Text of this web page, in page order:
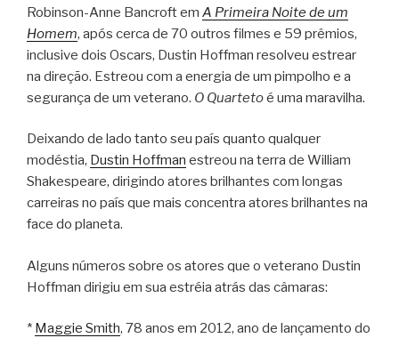
Robinson-Anne Bancroft em A Primeira Noite de um
Homem, após cerca de 70 outros filmes e 59 prêmios,
inclusive dois Oscars, Dustin Hoffman resolveu estrear
na direção. Estreou com a energia de um pimpolho e a
segurança de um veterano. O Quartetoé uma maravilha.
Deixando de lado tanto seu país quanto qualquer
modéstia, Dustin Hoffman estreou na terra de William
Shakespeare, dirigindo atores brilhantes com longas
carreiras no país que mais concentra atores brilhantes na
face do planeta.
Alguns números sobre os atores que o veterano Dustin
Hoffman dirigiu em sua estréia atrás das câmaras:
* Maggie Smith, 78 anos em 2012, ano de lançamento do